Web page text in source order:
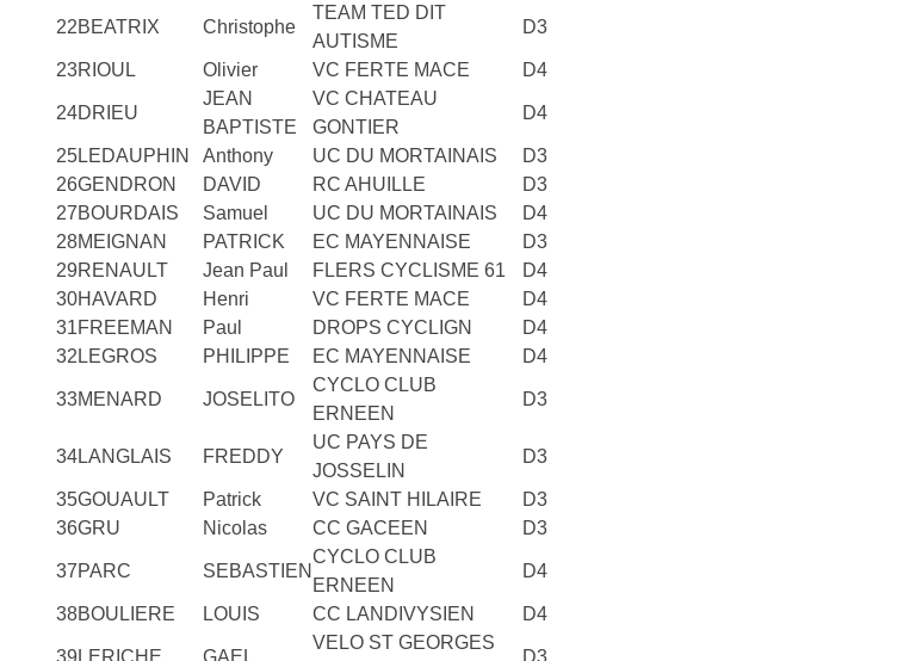
22BEATRIX Christophe
TEAM TED DIT
AUTISME
D3
23RIOUL Olivier VC FERTE MACE D4
24DRIEU
JEAN
BAPTISTE
VC CHATEAU
GONTIER
D4
25LEDAUPHIN Anthony UC DU MORTAINAIS
D3
26GENDRON DAVID RC AHUILLE
D3
27BOURDAIS Samuel UC DU MORTAINAIS
D4
28MEIGNAN PATRICK EC MAYENNAISE
D3
29RENAULT Jean Paul FLERS CYCLISME 61
D4
30HAVARD Henri VC FERTE MACE
D4
31FREEMAN Paul DROPS CYCLIGN
D4
32 LEGROS PHILIPPE EC MAYENNAISE D4
33MENARD JOSELITO
CYCLO CLUB
ERNEEN
D3
34LANGLAIS FREDDY
UC PAYS DE
JOSSELIN
D3
35GOUAULT Patrick VC SAINT HILAIRE
D3
36GRU Nicolas CC GACEEN D3
37PARC SEBASTIEN
CYCLO CLUB
ERNEEN
D4
38BOULIERE LOUIS CC LANDIVYSIEN D4
39 LERICHE GAEL
VELO ST GEORGES
D3